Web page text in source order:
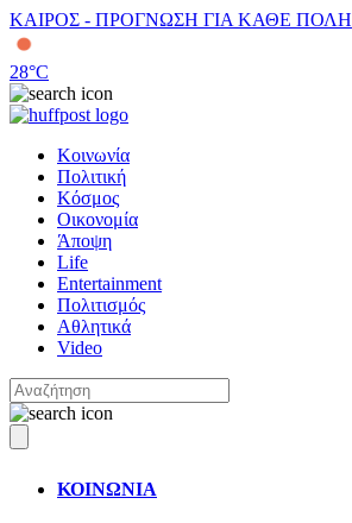
ΚΑΙΡΟΣ - ΠΡΟΓΝΩΣΗ ΓΙΑ ΚΑΘΕ ΠΟΛΗ
28°C
Κοινωνία
Πολιτική
Κόσμος
Οικονομία
Άποψη
Life
Entertainment
Πολιτισμός
Αθλητικά
Video
ΚΟΙΝΩΝΙΑ